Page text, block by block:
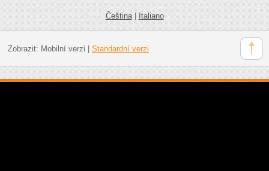
Čeština|Italiano
Zobrazit: Mobilní verzi Standardní verzi